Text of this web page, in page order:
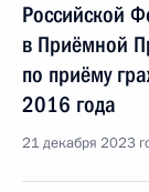
Российской
в Приёмной
по приёму
2016 года
21 декабря 2023